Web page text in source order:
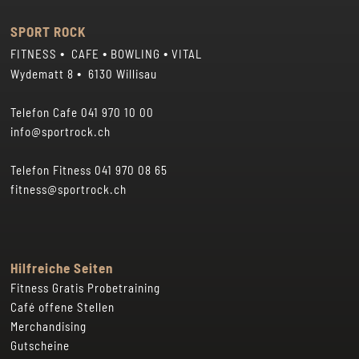
Sonn- und Feiertage 08 – 18 Uhr
SPORT ROCK
FITNESS• CAFE• BOWLING• VITAL
Wydematt 8• 6130 Willisau
Telefon Cafe 041 970 10 00
info@sportrock.ch
Telefon Fitness 041 970 08 65
fitness@sportrock.ch
Hilfreiche Seiten
Fitness Gratis Probetraining
Café offene Stellen
Merchandising
Gutscheine